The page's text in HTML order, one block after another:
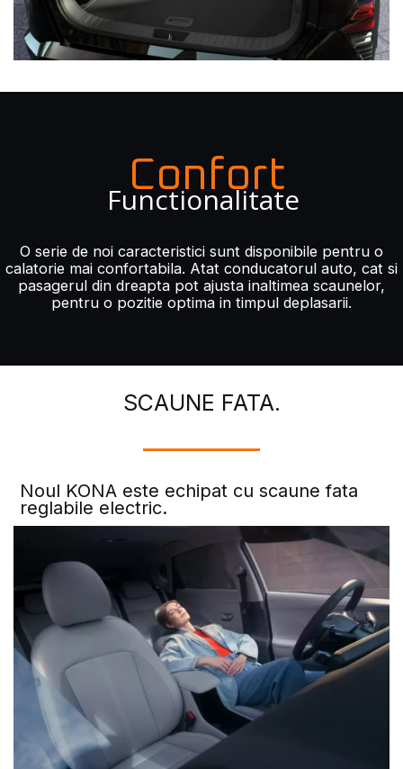
Confort
Functionalitate
O serie de noi caracteristici sunt disponibile pentru o
calatorie mai confortabila. Atat conducatorul auto, cat si
pasagerul din dreapta pot ajusta inaltimea scaunelor,
pentru o pozitie optima in timpul deplasarii.
SCAUNE FATA.
Noul KONA este echipat cu scaune fata
reglabile electric.